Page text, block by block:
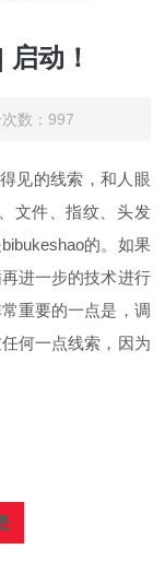
动！
数：997
见的线索，和人眼
文件、指纹、头发
的。如果
进一步的技术进行
重要的一点是，调
何一点线索，因为